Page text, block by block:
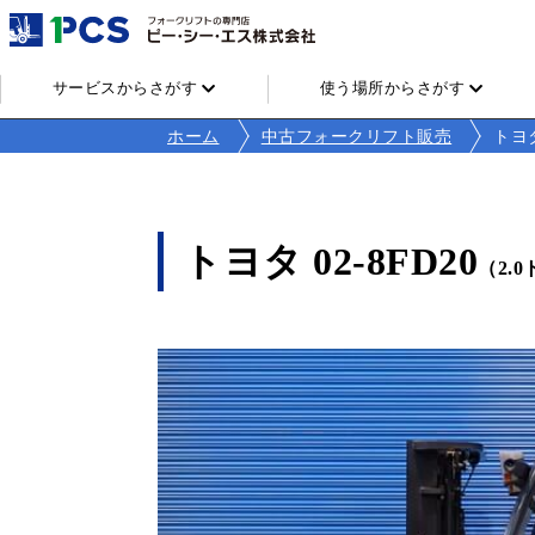
サービスからさがす 使う場所からさがす
ホーム 中古フォークリフト販売 ト
トヨタ 02-8FD20 （